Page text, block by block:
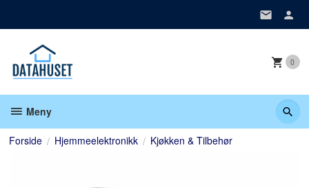
0
Meny
Forside Hjemmeelektronikk Kjøkken & Tilbehør